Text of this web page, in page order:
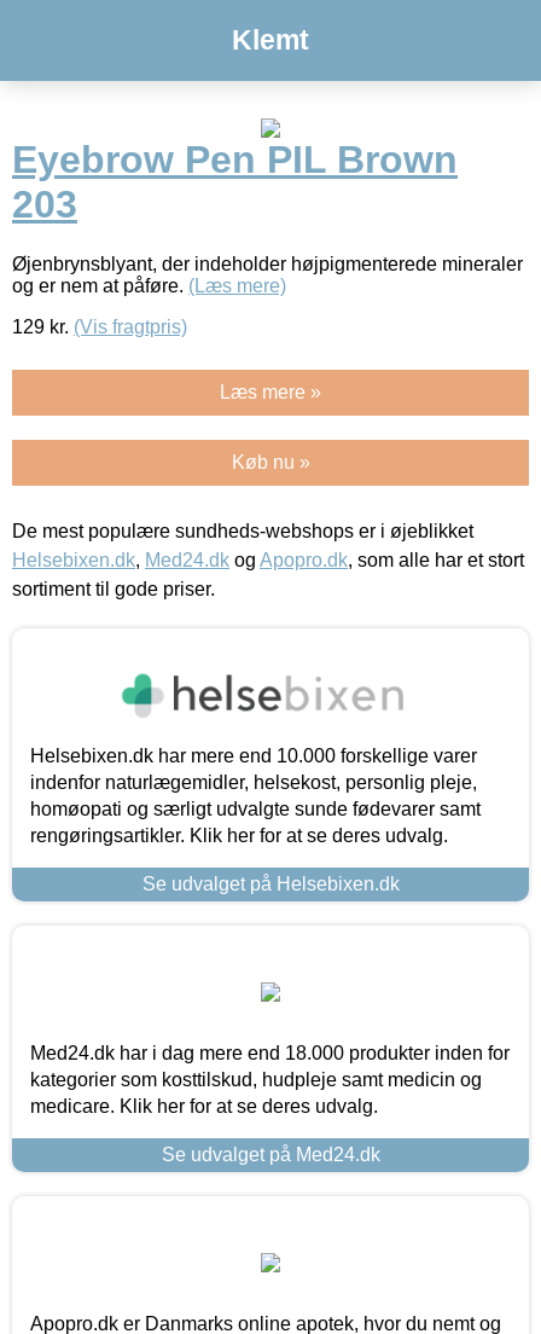
Klemt
Eyebrow Pen PIL Brown
203
Øjenbrynsblyant, der indeholder højpigmenterede mineraler
og er nem at påføre. (Læs mere)
129 kr. (Vis fragtpris)
Læs mere »
Køb nu »
De mest populære sundheds-webshops er i øjeblikket
Helsebixen.dk, Med24.dk og Apopro.dk, som alle har et stort
sortiment til gode priser.
Helsebixen.dk har mere end 10.000 forskellige varer
indenfor naturlægemidler, helsekost, personlig pleje,
homøopati og særligt udvalgte sunde fødevarer samt
rengøringsartikler. Klik her for at se deres udvalg.
Se udvalget på Helsebixen.dk
Med24.dk har i dag mere end 18.000 produkter inden for
kategorier som kosttilskud, hudpleje samt medicin og
medicare. Klik her for at se deres udvalg.
Se udvalget på Med24.dk
Apopro.dk er Danmarks online apotek, hvor du nemt og